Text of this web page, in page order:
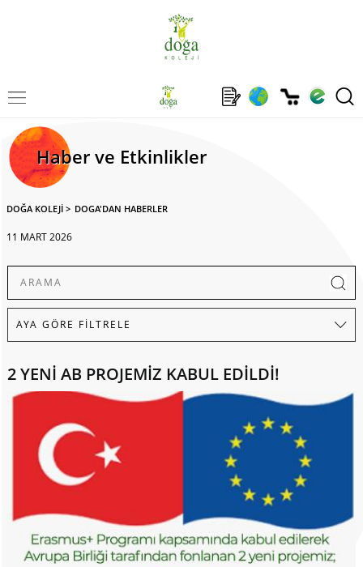
Haber ve Etkinlikler
DOĞA KOLEJİ > DOGA'DAN HABERLER
11 MART 2026
2 YENİ AB PROJEMİZ KABUL EDİLDİ!